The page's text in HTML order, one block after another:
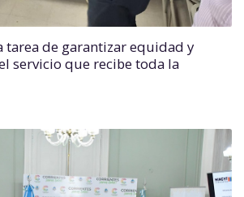
tarea de garantizar equidad y
servicio que recibe toda la